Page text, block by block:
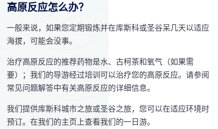
高原反应怎么办？
一般来说，如果您定期锻炼并在库斯科或圣谷呆几天以适应
海拔，可能会没事。
治疗高原反应的推荐药物是水、古柯茶和氧气（如果需
要）；我们的导游经过培训可以治疗您的高原反应。请参阅
常见问题解答中有关高原反应的详细信息。
我们提供库斯科城市之旅或圣谷之旅，您可以在适应环境时
预订。在我们的主页上查看我们的一日游。